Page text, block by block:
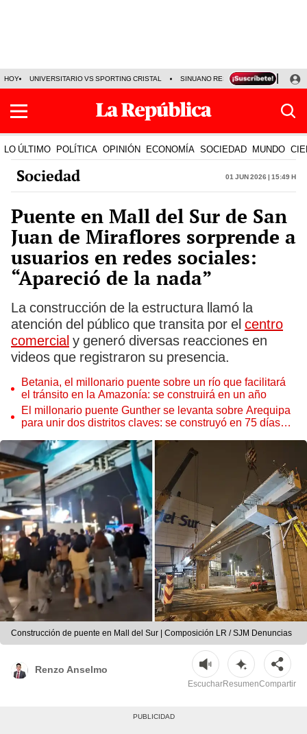
HOY UNIVERSITARIO VS SPORTING CRISTAL SINUANO RESULTADOS HOY
LO ÚLTIMO POLÍTICA OPINIÓN ECONOMÍA SOCIEDAD MUNDO
Sociedad 01 Jun 2026 | 15:49 h
Puente en Mall del Sur de San
Juan de Miraflores sorprende a
usuarios en redes sociales:
“Apareció de la nada”
La construcción de la estructura llamó la
atención del público que transita por el centro
comercial y generó diversas reacciones en
videos que registraron su presencia.
Betania, el millonario puente sobre un río que facilitará
el tránsito en la Amazonía: se construirá en un año
El millonario puente Gunther se levanta sobre Arequipa
para unir dos distritos claves: se construyó en 75 días
Construcción de puente en Mall del Sur | Composición LR / SJM Denuncias
Renzo Anselmo
EscucharResumenCompartir